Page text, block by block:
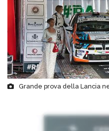
Grande prova della Lancia